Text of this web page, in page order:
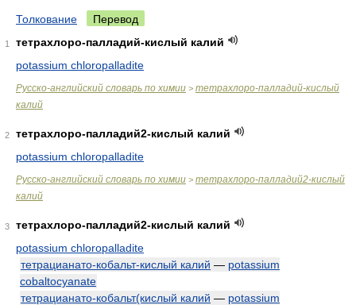
Толкование Перевод
1
тетрахлоро-палладий-кислый калий
potassium chloropalladite
Русско-английский словарь по химии > тетрахлоро-палладий-кислый
калий
2
тетрахлоро-палладий2-кислый калий
potassium chloropalladite
Русско-английский словарь по химии > тетрахлоро-палладий2-кислый
калий
3
тетрахлоро-палладий2-кислый калий
potassium chloropalladite
тетрацианато-кобальт-кислый калий — potassium
cobaltocyanate
тетрацианато-кобальт(кислый калий — potassium